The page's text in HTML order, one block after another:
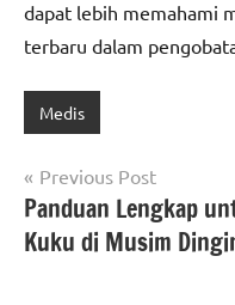
dapat lebih memahami
terbaru dalam
Medis
Post
navigation
Previous Post
Panduan Lengkap
Kuku di Musim